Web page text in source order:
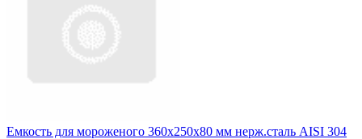
Емкость для мороженого 360x250x80 мм нерж.сталь AISI 304